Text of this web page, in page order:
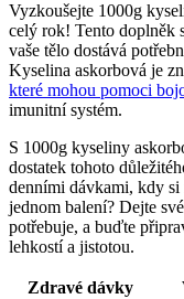
Vyzkoušejte 1000g
celý rok! Tento doplněk
vaše tělo dostává
Kyselina askorbová je
které mohou pomoci
imunitní systém.
S 1000g kyseliny
dostatek tohoto
denními dávkami, kdy si
jednom balení? Dejte
potřebuje, a buďte
lehkostí a jistotou.
Zdravé dávky